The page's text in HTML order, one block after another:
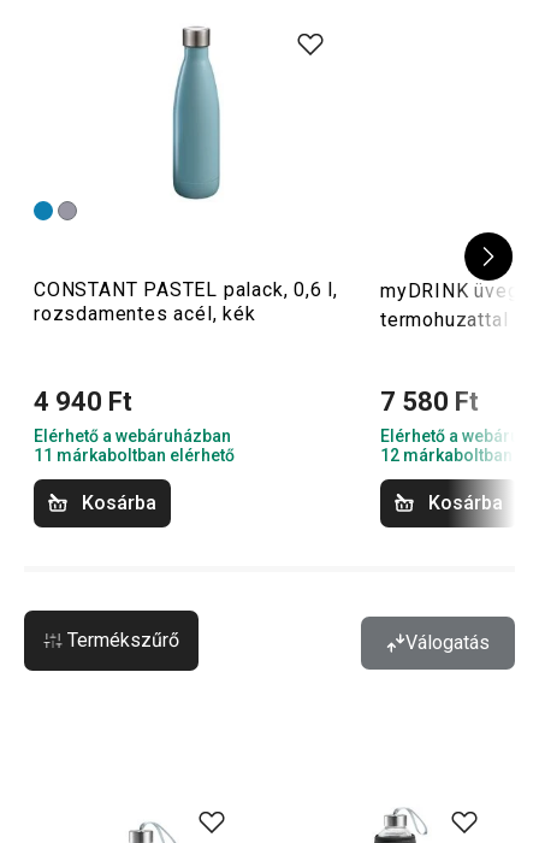
CONSTANT PASTEL palack, 0,6 l,
rozsdamentes acél, kék
4 940 Ft
Elérhető a webáruházban
11 márkaboltban elérhető
Kosárba
myDRINK
termohuzattal
7 580 Ft
Elérhető a
12 márkaboltban
Kosárba
Termékszűrő Válogatás